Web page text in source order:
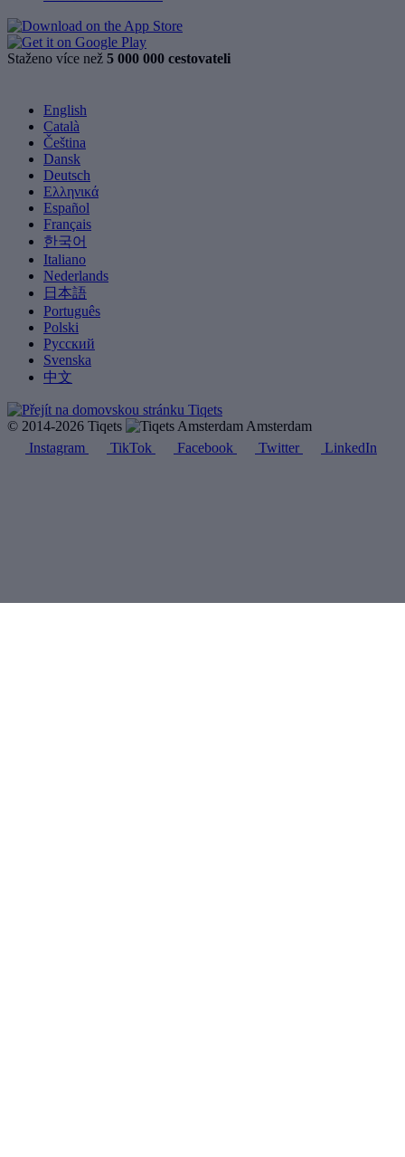
Staženo více než 5 000 000 cestovateli
English
Català
Čeština
Dansk
Deutsch
Ελληνικά
Español
Français
한국어
Italiano
Nederlands
日本語
Português
Polski
Русский
Svenska
中文
© 2014-2026 Tiqets
Amsterdam
Instagram
TikTok Facebook Twitter LinkedIn